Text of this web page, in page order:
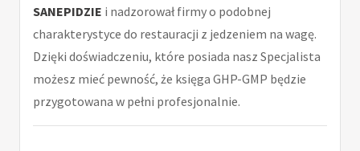
SANEPIDZIE i nadzorował firmy o podobnej
charakterystyce do restauracji z jedzeniem na wagę.
Dzięki doświadczeniu, które posiada nasz Specjalista
możesz mieć pewność, że księga GHP-GMP będzie
przygotowana w pełni profesjonalnie.